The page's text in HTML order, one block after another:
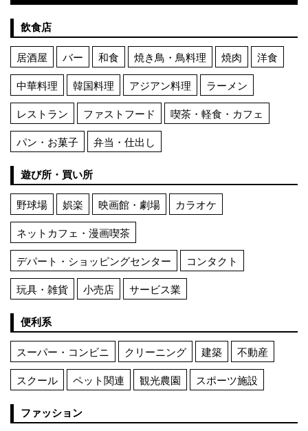
飲食店
居酒屋 バー 和食 焼き鳥・鳥料理 焼肉
洋食
中華料理
韓国料理 アジアン料理
ラーメン
レストラン
ファストフード
喫茶・軽食・カフェ
パン・お菓子
弁当・仕出し
遊び所・買い所
野球場 娯楽 映画館・劇場
カラオケ
ネットカフェ・漫画喫茶
デパート・ショッピングセンター
コンタクト
玩具・雑貨
小売店 サービス業
便利系
スーパー・コンビニ クリーニング 建築
不動産
スクール
ペット関連 観光農園 スポーツ施設
ファッション